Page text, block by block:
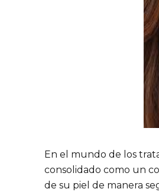
En el mundo de los
consolidado como un
de su piel de manera